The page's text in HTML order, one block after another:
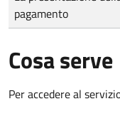
pagamento
Cosa serve
Per accedere al